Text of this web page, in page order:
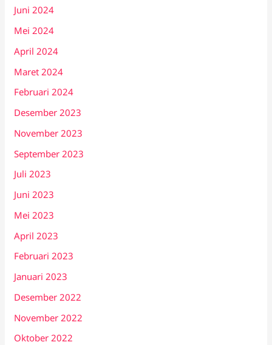
Juni 2024
Mei 2024
April 2024
Maret 2024
Februari 2024
Desember 2023
November 2023
September 2023
Juli 2023
Juni 2023
Mei 2023
April 2023
Februari 2023
Januari 2023
Desember 2022
November 2022
Oktober 2022